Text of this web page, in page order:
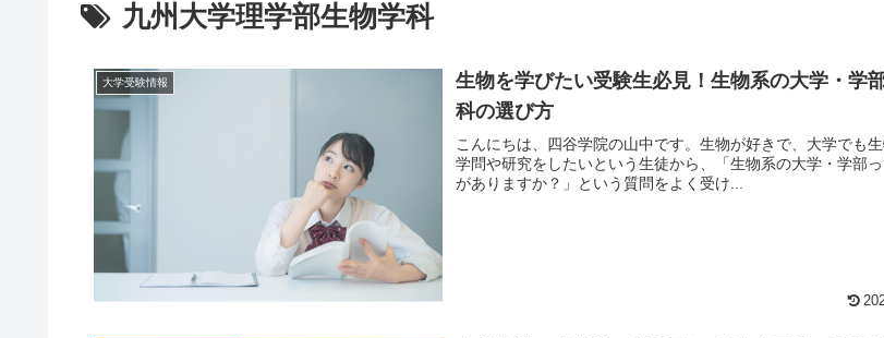
九州大学理学部生物学科
大学受験情報
生物を学びたい受験生必見！生物系の大学・学
科の選び方
こんにちは、四谷学院の山中です。生物が好きで、大学でも
学問や研究をしたいという生徒から、「生物系の大学・学部っ
がありますか？」という質問をよく受け...